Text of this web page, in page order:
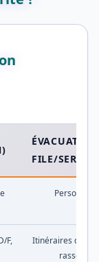
FILE/SERRE-
Personnel
F,
Itinéraires